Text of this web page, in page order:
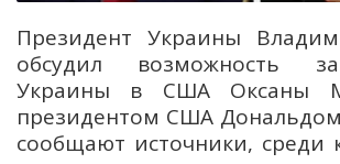
Президент Украины
обсудил возможность
Украины в США Оксаны
президентом США
сообщают источники, среди